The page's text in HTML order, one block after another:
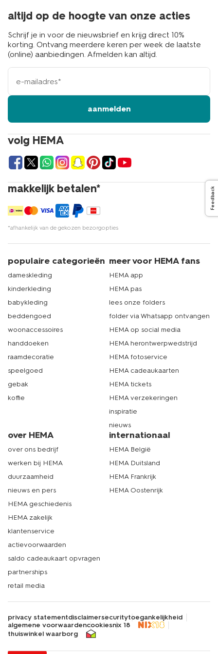
volg HEMA
makkelijk betalen*
*afhankelijk van de gekozen bezorgopties
altijd op de hoogte van onze acties
Schrijf je in voor de nieuwsbrief en krijg direct 10%
korting. Ontvang meerdere keren per week de laatste
(online) aanbiedingen. Afmelden kan altijd.
e-
mailadres
aanmelden
populaire categorieën
dameskleding
kinderkleding
babykleding
beddengoed
woonaccessoires
handdoeken
raamdecoratie
speelgoed
gebak
koffie
meer voor HEMA fans
HEMA app
HEMA pas
lees onze folders
folder via Whatsapp ontvangen
HEMA op social media
HEMA herontwerpwedstrijd
HEMA fotoservice
HEMA cadeaukaarten
HEMA tickets
HEMA verzekeringen
inspiratie
nieuws
over HEMA
over ons bedrijf
werken bij HEMA
duurzaamheid
nieuws en pers
HEMA geschiedenis
HEMA zakelijk
klantenservice
actievoorwaarden
saldo cadeaukaart opvragen
partnerships
retail media
internationaal
HEMA België
HEMA Duitsland
HEMA Frankrijk
HEMA Oostenrijk
privacy statementdisclaimersecuritytoegankelijkheid
algemene voorwaardencookiesnix 18
thuiswinkel waarborg
Feedback